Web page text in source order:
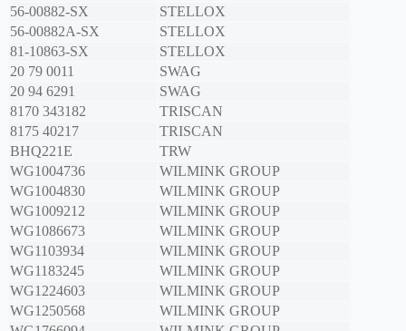
56-00882-SX
STELLOX
56-00882A-SX
STELLOX
81-10863-SX
STELLOX
20 79 0011
SWAG
20 94 6291
SWAG
8170 343182
TRISCAN
8175 40217
TRISCAN
BHQ221E
TRW
WG1004736
WILMINK GROUP
WG1004830
WILMINK GROUP
WG1009212
WILMINK GROUP
WG1086673
WILMINK GROUP
WG1103934
WILMINK GROUP
WG1183245
WILMINK GROUP
WG1224603
WILMINK GROUP
WG1250568
WILMINK GROUP